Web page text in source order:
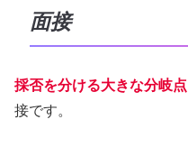
面接
採否を分ける大きな分岐点
接です。